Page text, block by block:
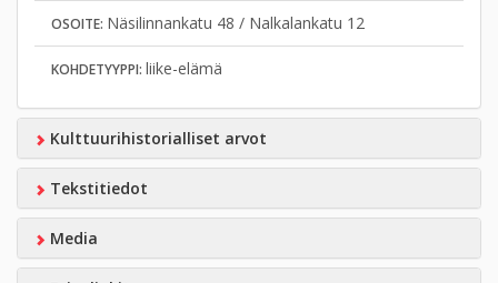
OSOITE: Näsilinnankatu 48 / Nalkalankatu 12
KOHDETYYPPI: liike-elämä
Kulttuurihistorialliset arvot
Tekstitiedot
Media